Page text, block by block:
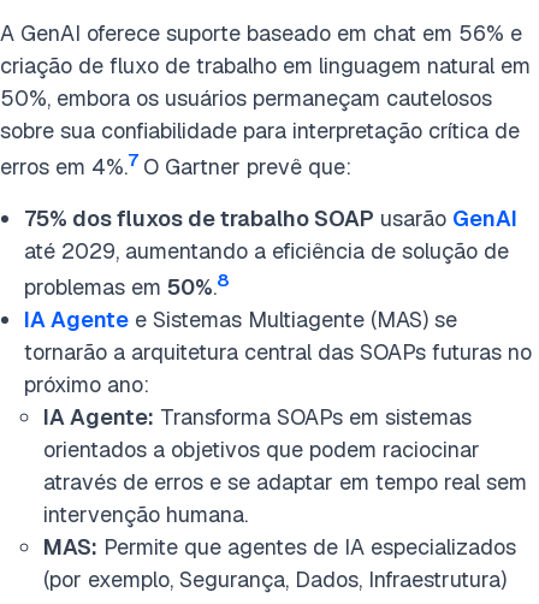
A GenAI oferece suporte baseado em chat em 56% e
criação de fluxo de trabalho em linguagem natural em
50%, embora os usuários permaneçam cautelosos
sobre sua confiabilidade para interpretação crítica de
erros em 4%.7 O Gartner prevê que:
75% dos fluxos de trabalho SOAP usarão GenAI
até 2029, aumentando a eficiência de solução de
problemas em 50%.8
IA Agente e Sistemas Multiagente (MAS) se
tornarão a arquitetura central das SOAPs futuras no
próximo ano:
IA Agente: Transforma SOAPs em sistemas
orientados a objetivos que podem raciocinar
através de erros e se adaptar em tempo real sem
intervenção humana.
MAS: Permite que agentes de IA especializados
(por exemplo, Segurança, Dados, Infraestrutura)